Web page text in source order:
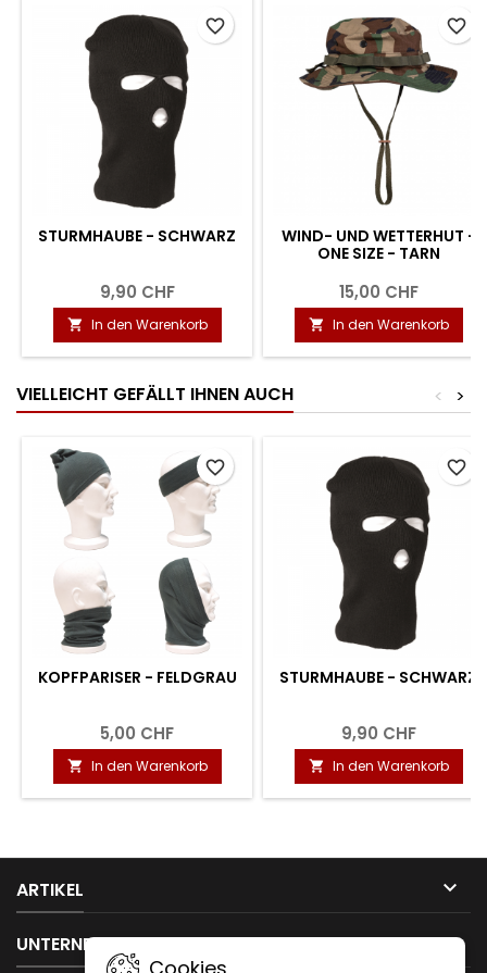
STURMHAUBE - SCHWARZ
9,90 CHF
 In den Warenkorb
favorite_border
WIND- UND WETTERHUT -
ONE SIZE - TARN
15,00 CHF
 In den Warenkorb
favorite_border
VIELLEICHT GEFÄLLT IHNEN AUCH >
<
KOPFPARISER - FELDGRAU
5,00 CHF
 In den Warenkorb
favorite_border
STURMHAUBE - SCHWARZ
9,90 CHF
 In den Warenkorb
favorite_border
ARTIKEL 
UNTERNEHMEN 